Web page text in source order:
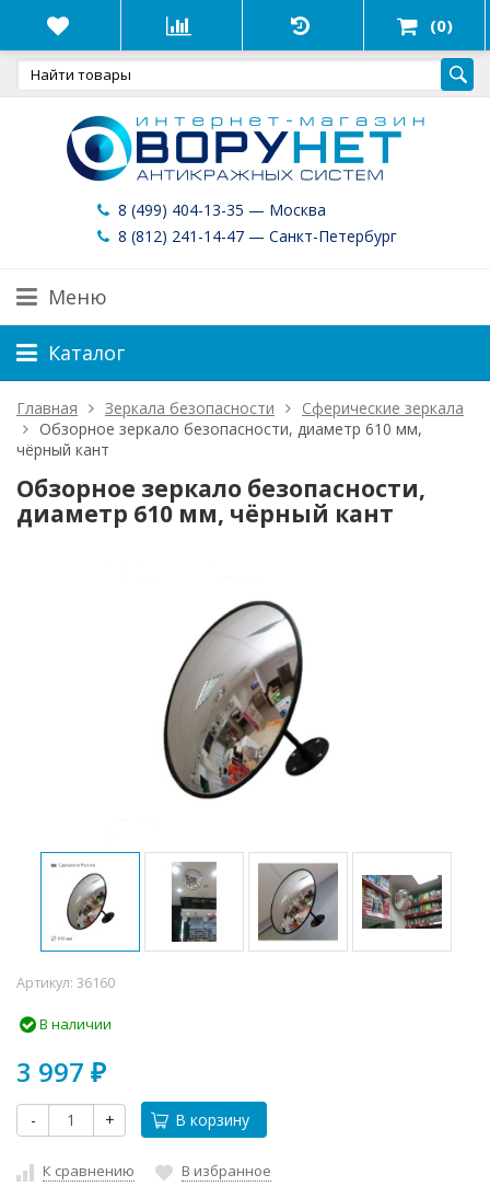
(0)
8 (499) 404-13-35 — Москва
8 (812) 241-14-47 — Санкт-Петербург
Меню
Каталог
Главная Зеркала безопасности
Сферические зеркала
Обзорное зеркало безопасности, диаметр 610 мм,
чёрный кант
Обзорное зеркало безопасности,
диаметр 610 мм, чёрный кант
Артикул: 36160
В наличии
3 997 ₽
- + В корзину
К сравнению В избранное